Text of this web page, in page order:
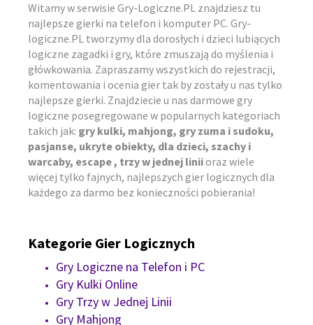
Witamy w serwisie Gry-Logiczne.PL znajdziesz tu
najlepsze gierki na telefon i komputer PC. Gry-
logiczne.PL tworzymy dla dorosłych i dzieci lubiących
logiczne zagadki i gry, które zmuszają do myślenia i
główkowania. Zapraszamy wszystkich do rejestracji,
komentowania i ocenia gier tak by zostały u nas tylko
najlepsze gierki. Znajdziecie u nas darmowe gry
logiczne posegregowane w popularnych kategoriach
takich jak: gry kulki, mahjong, gry zuma i sudoku,
pasjanse, ukryte obiekty, dla dzieci, szachy i
warcaby, escape , trzy w jednej liniioraz wiele
więcej tylko fajnych, najlepszych gier logicznych dla
każdego za darmo bez konieczności pobierania!
Kategorie Gier Logicznych
Gry Logiczne na Telefon i PC
Gry Kulki Online
Gry Trzy w Jednej Linii
Gry Mahjong